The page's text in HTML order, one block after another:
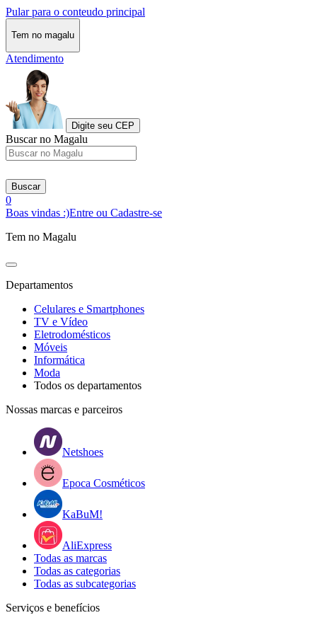
Pular para o conteudo principal
Tem no magalu
Atendimento
Digite seu CEP
Buscar no Magalu
Buscar
0
Boas vindas :)Entre ou Cadastre-se
Tem no Magalu
Departamentos
Celulares e Smartphones
TV e Vídeo
Eletrodomésticos
Móveis
Informática
Moda
Todos os departamentos
Nossas marcas e parceiros
Netshoes
Epoca Cosméticos
KaBuM!
AliExpress
Todas as marcas
Todas as categorias
Todas as subcategorias
Serviços e benefícios